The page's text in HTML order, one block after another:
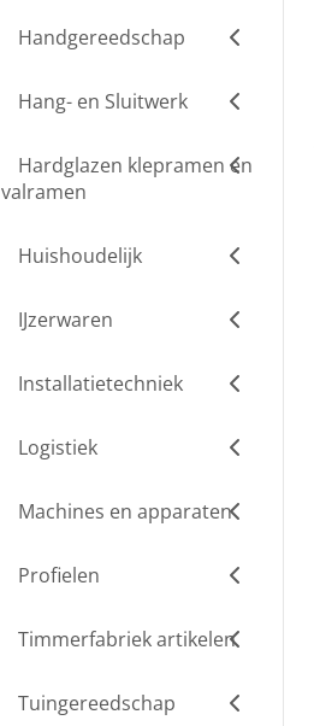
Handgereedschap
Hang- en Sluitwerk
Hardglazen klepramen en
valramen
Huishoudelijk
IJzerwaren
Installatietechniek
Logistiek
Machines en apparaten
Profielen
Timmerfabriek artikelen
Tuingereedschap